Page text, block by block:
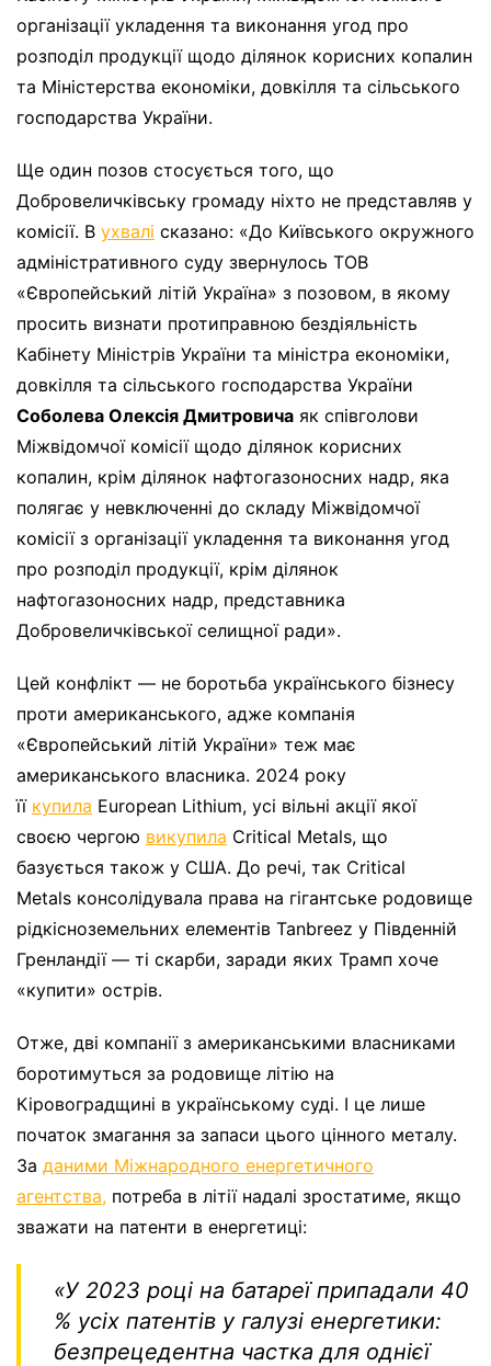
організації укладення та виконання угод про
розподіл продукції щодо ділянок корисних копалин
та Міністерства економіки, довкілля та сільського
господарства України.
Ще один позов стосується того, що
Добровеличківську громаду ніхто не представляв у
комісії. В ухвалі сказано: «До Київського окружного
адміністративного суду звернулось ТОВ
«Європейський літій Україна» з позовом, в якому
просить визнати протиправною бездіяльність
Кабінету Міністрів України та міністра економіки,
довкілля та сільського господарства України
Соболева Олексія Дмитровича як співголови
Міжвідомчої комісії щодо ділянок корисних
копалин, крім ділянок нафтогазоносних надр, яка
полягає у невключенні до складу Міжвідомчої
комісії з організації укладення та виконання угод
про розподіл продукції, крім ділянок
нафтогазоносних надр, представника
Добровеличківської селищної ради».
Цей конфлікт — не боротьба українського бізнесу
проти американського, адже компанія
«Європейський літій України» теж має
американського власника. 2024 року
її купила European Lithium, усі вільні акції якої
своєю чергою викупила Critical Metals, що
базується також у США. До речі, так Critical
Metals консолідувала права на гігантське родовище
рідкісноземельних елементів Tanbreez у Південній
Гренландії — ті скарби, заради яких Трамп хоче
«купити» острів.
Отже, дві компанії з американськими власниками
боротимуться за родовище літію на
Кіровоградщині в українському суді. І це лише
початок змагання за запаси цього цінного металу.
За даними Міжнародного енергетичного
агентства, потреба в літії надалі зростатиме, якщо
зважати на патенти в енергетиці:
«У 2023 році на батареї припадали 40
% усіх патентів у галузі енергетики:
безпрецедентна частка для однієї